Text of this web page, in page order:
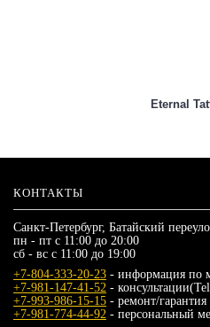
Eternal
КОНТАКТЫ
Санкт-Петербург, Батайский
пн - пт с 11:00 до 20:00
сб - вс с 11:00 до 19:00
+7-804-333-20-23 - информация по
+7-981-147-41-52 -
+7-993-986-15-15 - ремонт/гарантия
+7-981-774-44-92 - персональный